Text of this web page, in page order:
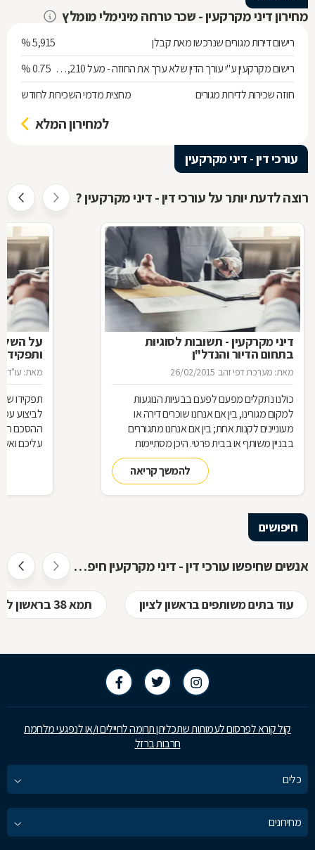
מחירון דיני מקרקעין - שכר טרחה מינימלי מומלץ
רישום דירות מגורים שנרכשו מאת קבלן
5,915 %
רישום מקרקעין ע"י עורך הדין שלא ערך את החוזה - מעל 538,210 ש"ח 0.75 %
חוזה שכירות לדירות מגורים
מחצית מדמי השכירות לחודש
למחירון המלא
עורכי דין - דיני מקרקעין
רוצה לדעת יותר על עורכי דין - דיני מקרקעין ?
דיני מקרקעין - תשובות לסוגיות
בתחום הדיור והנדל"ן
מאת: מערכת דפי זהב 26/02/2015
כולנו נתקלים מפעם לפעם בבעיות הנוגעות
למקום מגורינו, בין אם אנחנו שוכרים דירה או
מעוניינים לקנות אחת; בין אם אנחנו מתגוררים
בבניין משותף או בבית פרטי. היכן מסתיימות
זכויותינו ביחס לשכנינו? מה אומר החוק בקשר
לחריגות בנייה? האם בניית ממ"ד מחייבת את כל
הדיירים וכו'. כדי לקבל מושג בנוגע למעמדנו
המקרקעין, ריכזנו שאלות שנשאלו בפורום
מקרקעין, ואשר נענו ע"י עו"ד אילן קרייטר
להמשך קריאה
מאת: עו"ד
תפקידו
ההסכם
עליכם
חיפושים
אנשים שחיפשו עורכי דין - דיני מקרקעין חיפשו גם
עוד בתים משותפים בראשון לציון תמא 38 בראשון לציון
קול קורא לפרסום לעמותות שתכליתן תרומה לחיילים ו/או לנפגעי מלחמת
חרבות ברזל
כלים
מחירונים